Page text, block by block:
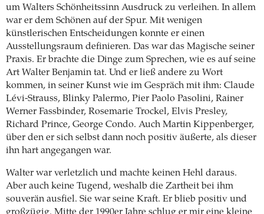
um Walters Schönheitssinn Ausdruck zu verleihen. In allem
war er dem Schönen auf der Spur. Mit wenigen
künstlerischen Entscheidungen konnte er einen
Ausstellungsraum definieren. Das war das Magische seiner
Praxis. Er brachte die Dinge zum Sprechen, wie es auf seine
Art Walter Benjamin tat. Und er ließ andere zu Wort
kommen, in seiner Kunst wie im Gespräch mit ihm: Claude
Lévi-Strauss, Blinky Palermo, Pier Paolo Pasolini, Rainer
Werner Fassbinder, Rosemarie Trockel, Elvis Presley,
Richard Prince, George Condo. Auch Martin Kippenberger,
über den er sich selbst dann noch positiv äußerte, als dieser
ihn hart angegangen war.
Walter war verletzlich und machte keinen Hehl daraus.
Aber auch keine Tugend, weshalb die Zartheit bei ihm
souverän ausfiel. Sie war seine Kraft. Er blieb positiv und
großzügig. Mitte der 1990er Jahre schlug er mir eine kleine